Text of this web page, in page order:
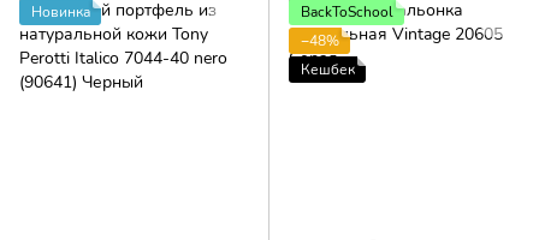
Новинка
BackToSchool
−48%
Кешбек